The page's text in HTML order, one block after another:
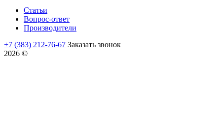
Статьи
Вопрос-ответ
Производители
+7 (383) 212-76-67 Заказать звонок
2026 ©